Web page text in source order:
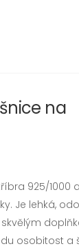
na
925/1000 a
Je lehká,
osobitost a